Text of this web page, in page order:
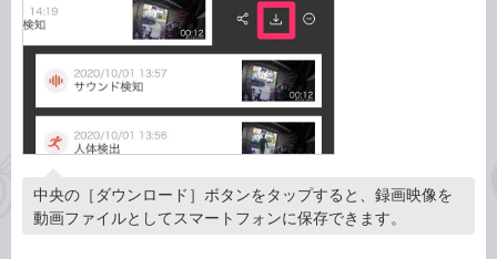
中央の［ダウンロード］ボタンをタップすると、録画映像を
動画ファイルとしてスマートフォンに保存できます。